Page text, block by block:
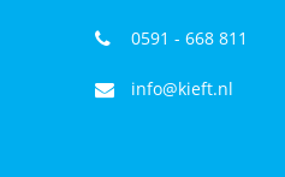
0591 - 668 811
info@kieft.nl